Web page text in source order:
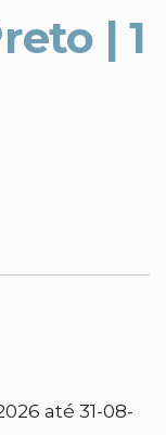
| 1
até 31-08-